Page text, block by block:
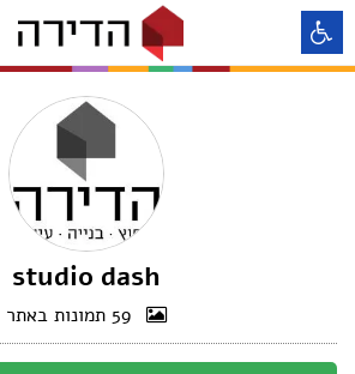
studio dash
59 תמונות באתר
התאמה לקורא מסך
התאמה לעיוורי צבעים
התאמה לכבדי ראיה
תצוגה רגילה